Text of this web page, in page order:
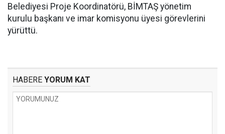
Belediyesi Proje Koordinatörü, BİMTAŞ yönetim
kurulu başkanı ve imar komisyonu üyesi görevlerini
yürüttü.
HABERE YORUM KAT